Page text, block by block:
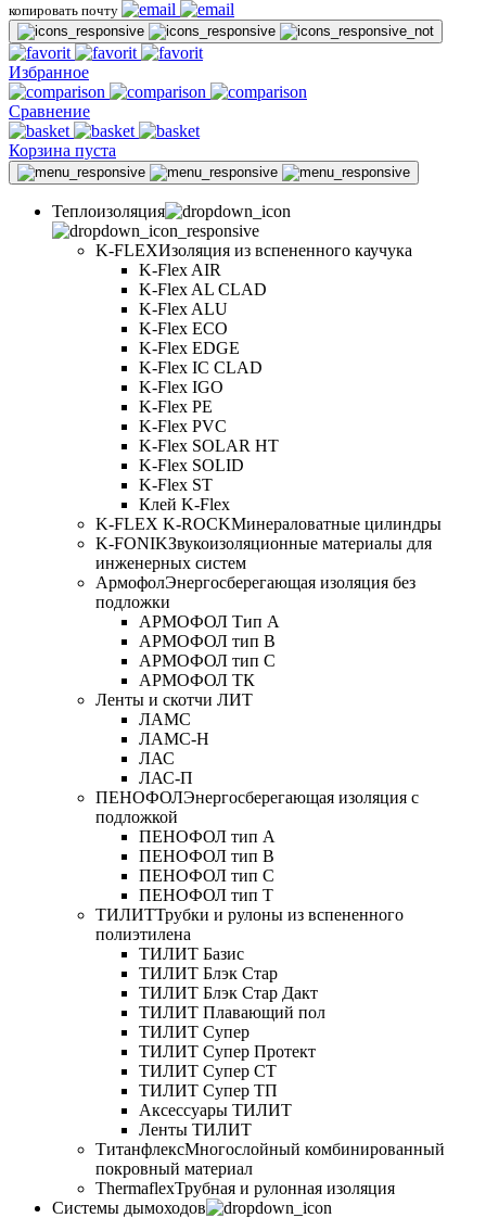
копировать почту
Избранное
Сравнение
Корзина пуста
Теплоизоляция
K-FLEXИзоляция из вспененного каучука
K-Flex AIR
K-Flex AL CLAD
K-Flex ALU
K-Flex ECO
K-Flex EDGE
K-Flex IC CLAD
K-Flex IGO
K-Flex PE
K-Flex PVC
K-Flex SOLAR HT
K-Flex SOLID
K-Flex ST
Клей K-Flex
K-FLEX K-ROCKМинераловатные цилиндры
K-FONIKЗвукоизоляционные материалы для
инженерных систем
АрмофолЭнергосберегающая изоляция без
подложки
АРМОФОЛ Тип А
АРМОФОЛ тип В
АРМОФОЛ тип C
АРМОФОЛ ТК
Ленты и скотчи ЛИТ
ЛАМС
ЛАМС-Н
ЛАС
ЛАС-П
ПЕНОФОЛЭнергосберегающая изоляция с
подложкой
ПЕНОФОЛ тип А
ПЕНОФОЛ тип B
ПЕНОФОЛ тип C
ПЕНОФОЛ тип T
ТИЛИТТрубки и рулоны из вспененного
полиэтилена
ТИЛИТ Базис
ТИЛИТ Блэк Стар
ТИЛИТ Блэк Стар Дакт
ТИЛИТ Плавающий пол
ТИЛИТ Супер
ТИЛИТ Супер Протект
ТИЛИТ Супер СТ
ТИЛИТ Супер ТП
Аксессуары ТИЛИТ
Ленты ТИЛИТ
ТитанфлексМногослойный комбинированный
покровный материал
ThermaflexТрубная и рулонная изоляция
Cистемы дымоходов